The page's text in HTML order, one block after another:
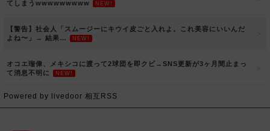
てしまうwwwwwwwww
NEW!
【警告】社会人「スムージーにキウイ皮ごと入れよ。これ美容にいいんだ
よね〜」→ 結果…
NEW!
オコエ瑠偉、メキシコに渡って2球団を即クビ→SNS更新が3ヶ月間止まっ
て消息不明に
NEW!
Powered by livedoor 相互RSS